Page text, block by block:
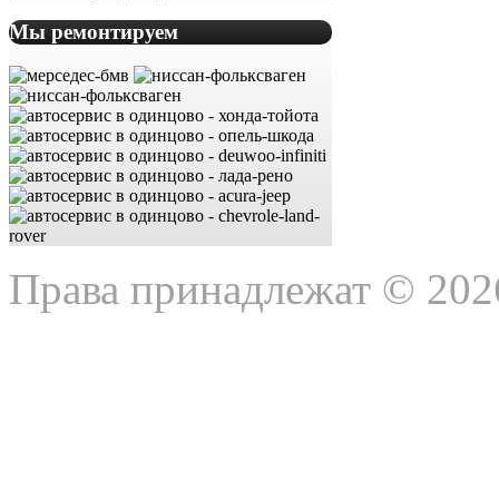
Мы ремонтируем
Права принадлежат ©